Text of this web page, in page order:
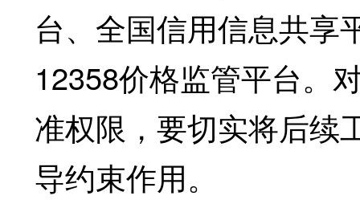
台、全国信用信息共享
12358价格监管平台。
准权限，要切实将后续
导约束作用。